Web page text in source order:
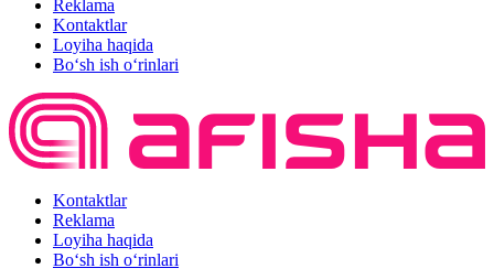
Reklama
Kontaktlar
Loyiha haqida
Bo‘sh ish o‘rinlari
Kontaktlar
Reklama
Loyiha haqida
Bo‘sh ish o‘rinlari